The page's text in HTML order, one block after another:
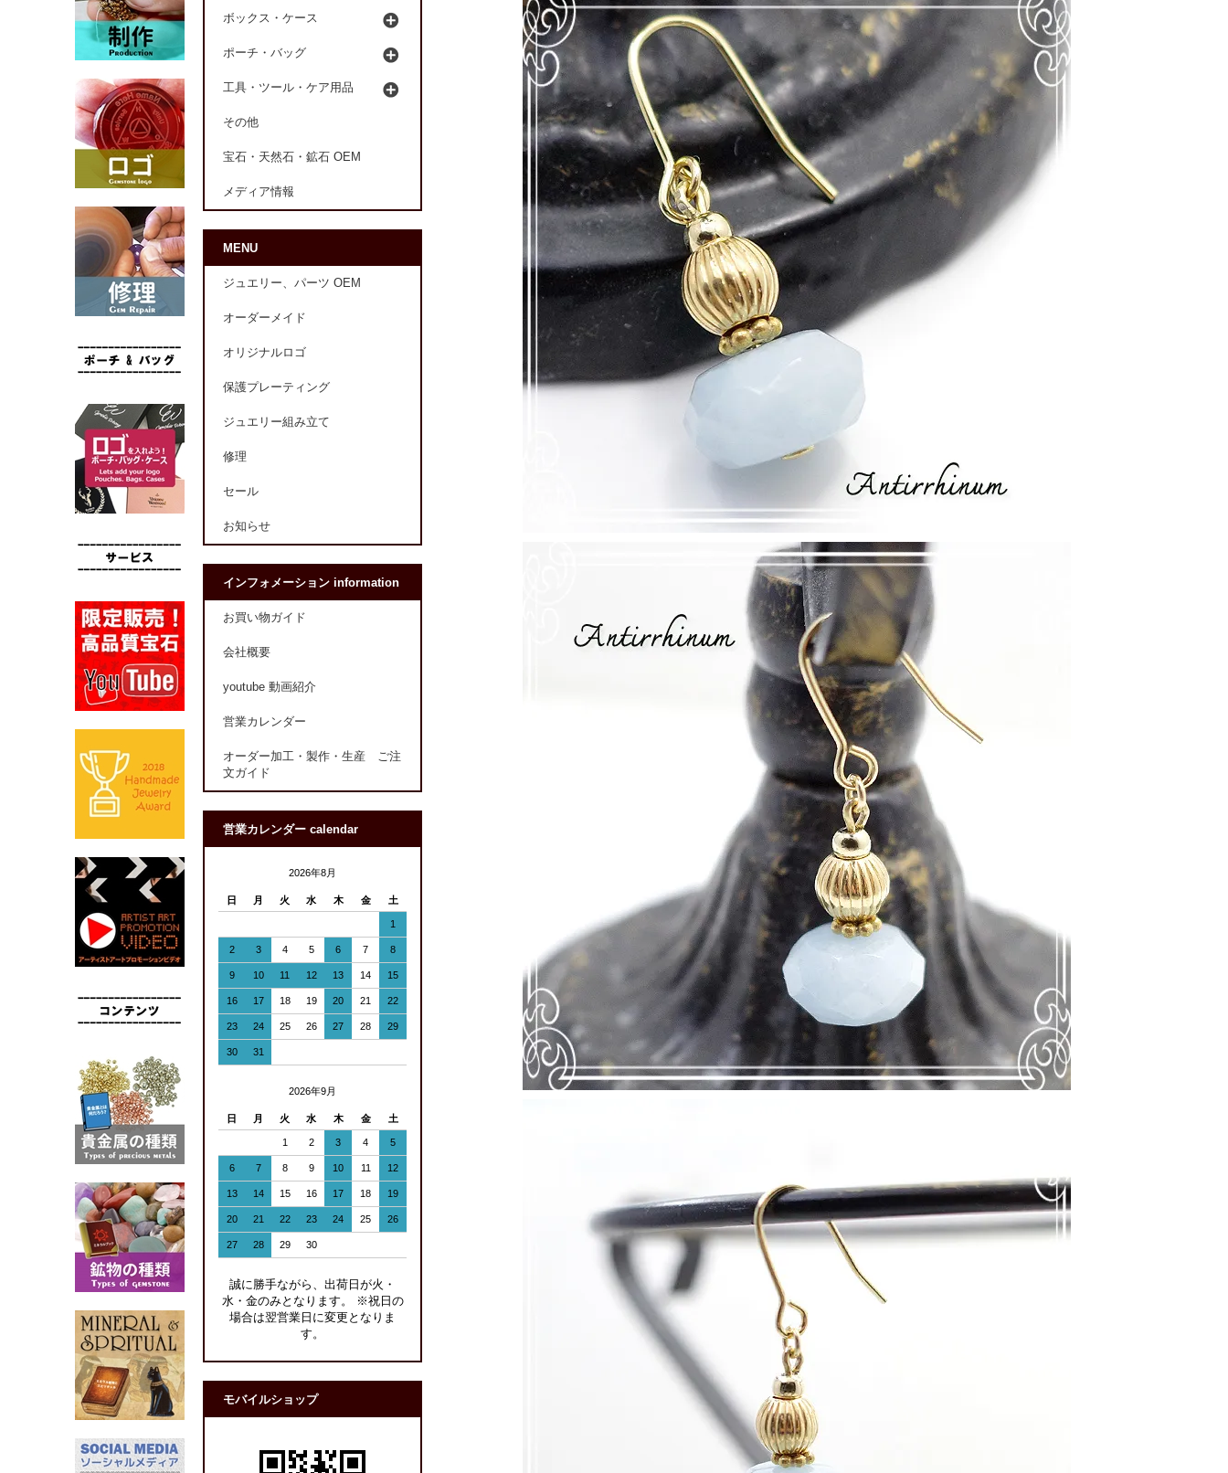
ボックス・ケース
ポーチ・バッグ
工具・ツール・ケア用品
その他
宝石・天然石・鉱石 OEM
メディア情報
MENU
ジュエリー、パーツ OEM
オーダーメイド
オリジナルロゴ
保護プレーティング
ジュエリー組み立て
修理
セール
お知らせ
インフォメーション information
お買い物ガイド
会社概要
youtube 動画紹介
営業カレンダー
オーダー加工・製作・生産 ご注
文ガイド
営業カレンダー calendar
2026年8月
日 月 火 水 木 金 土
1
2 3 4 5 6 7 8
9 10 11 12 13 14 15
16 17 18 19 20 21 22
23 24 25 26 27 28 29
30 31
2026年9月
日 月 火 水 木 金 土
1 2 3 4 5
6 7 8 9 10 11 12
13 14 15 16 17 18 19
20 21 22 23 24 25 26
27 28 29 30
誠に勝手ながら、出荷日が火・
水・金のみとなります。 ※祝日の
場合は翌営業日に変更となりま
す。
モバイルショップ